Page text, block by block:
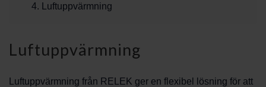
Luftuppvärmning
Luftuppvärmning
Luftuppvärmning från RELEK ger en flexibel lösning för att